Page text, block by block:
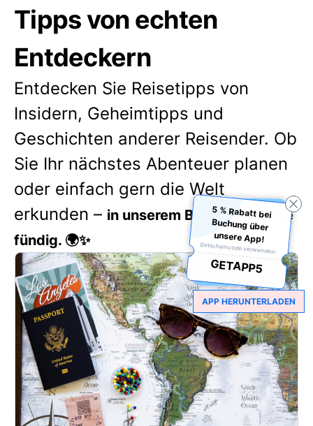
Tipps von echten
Entdeckern
Entdecken Sie Reisetipps von
Insidern, Geheimtipps und
Geschichten anderer Reisender. Ob
Sie Ihr nächstes Abenteuer planen
oder einfach gern die Welt
erkunden – in unserem Blog werden Sie
fündig. 🌍✨
5 % Rabatt bei
Buchung über
unsere App!
Gutscheincode verwenden:
GETAPP5
APP HERUNTERLADEN